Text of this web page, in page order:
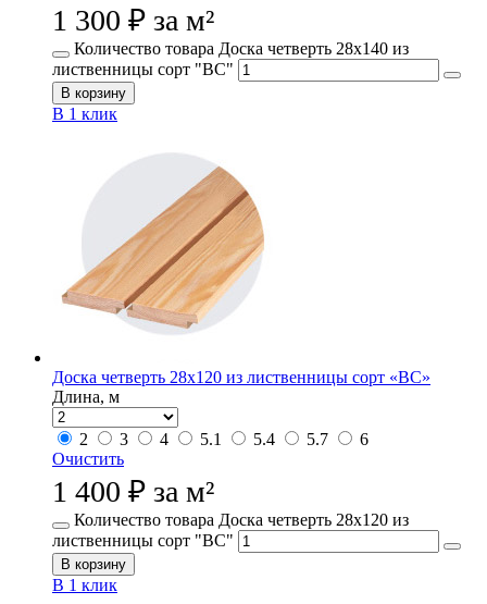
1 300 ₽ за м²
Количество товара Доска четверть 28х140 из
лиственницы сорт "ВС"
В корзину
В 1 клик
Доска четверть 28х120 из лиственницы сорт «ВС»
Длина, м
2 3 4 5.1 5.4 5.7
6
Очистить
1 400 ₽ за м²
Количество товара Доска четверть 28х120 из
лиственницы сорт "ВС"
В корзину
В 1 клик